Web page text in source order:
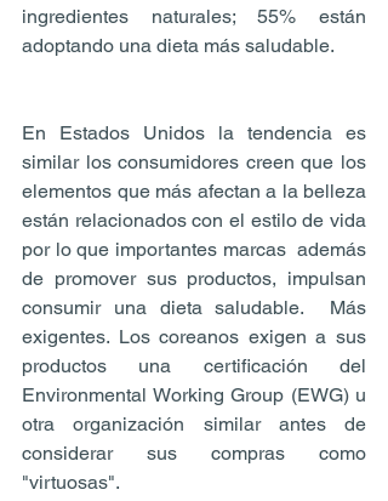
ingredientes naturales; 55% están
adoptando una dieta más saludable.
En Estados Unidos la tendencia es
similar los consumidores creen que los
elementos que más afectan a la belleza
están relacionados con el estilo de vida
por lo que importantes marcas  además
de promover sus productos, impulsan
consumir una dieta saludable.  Más
exigentes. Los coreanos exigen a sus
productos una certificación del
Environmental Working Group (EWG) u
otra organización similar antes de
considerar sus compras como
"virtuosas".